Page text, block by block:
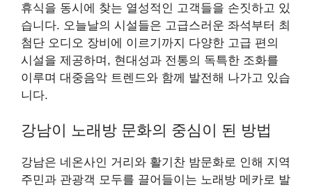
휴식을 동시에 찾는 열성적인 고객들을 손짓하고 있
습니다. 오늘날의 시설들은 고급스러운 좌석부터 최
첨단 오디오 장비에 이르기까지 다양한 고급 편의
시설을 제공하며, 현대성과 전통의 독특한 조화를
이루며 대중음악 트렌드와 함께 발전해 나가고 있습
니다.
강남이 노래방 문화의 중심이 된 방법
강남은 네온사인 거리와 활기찬 밤문화로 인해 지역
주민과 관광객 모두를 끌어들이는 노래방 메카로 발